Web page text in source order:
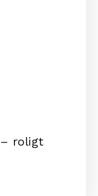
– roligt